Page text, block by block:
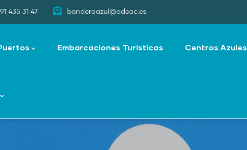
435 31 47 banderaazul@adeac.es
Embarcaciones Turísticas Centros Azules